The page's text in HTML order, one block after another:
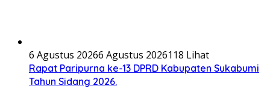
6 Agustus 20266 Agustus 2026118 Lihat
Rapat Paripurna ke-13 DPRD Kabupaten Sukabumi
Tahun Sidang 2026.